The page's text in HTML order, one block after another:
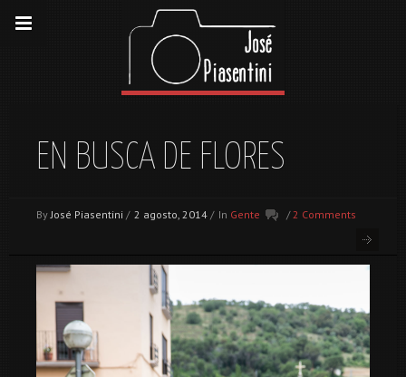
EN BUSCA DE FLORES
By José Piasentini / 2 agosto, 2014 / In Gente / 2 Comments